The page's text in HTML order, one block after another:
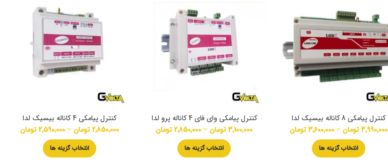
کنترل پیامکی 8 کاناله بیسیک لدا
3,990,000تومان –
3,600,000تومان
انتخاب گزینه ها
کنترل پیامکی وای فای 4 کاناله پرو لدا
3,100,000تومان –
2,850,000تومان
انتخاب گزینه ها
کنترل پیامکی 4 کاناله بیسیک لدا
2,850,000تومان –
2,590,000تومان
انتخاب گزینه ها